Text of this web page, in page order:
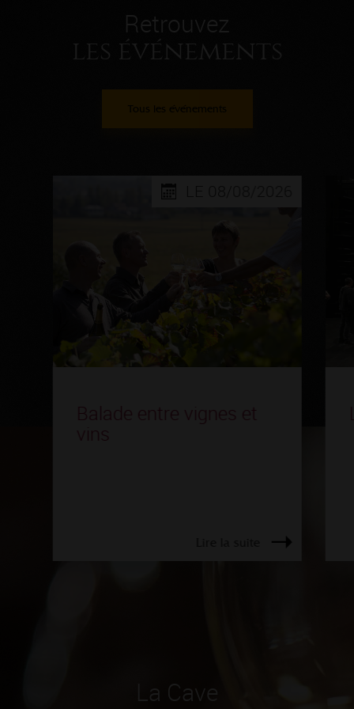
Retrouvez
les événements
Tous les événements
Balade entre vignes et
vins
La Cave